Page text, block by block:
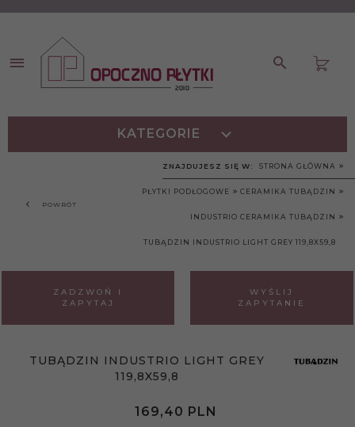
KATEGORIE
POWRÓT
ZNAJDUJESZ SIĘ W: STRONA GŁÓWNA
PŁYTKI PODŁOGOWE CERAMIKA TUBĄDZIN
INDUSTRIO CERAMIKA TUBĄDZIN
TUBĄDZIN INDUSTRIO LIGHT GREY 119,8X59,8
ZADZWOŃ I
ZAPYTAJ
WYŚLIJ
ZAPYTANIE
TUBĄDZIN INDUSTRIO LIGHT GREY
119,8X59,8
169,40 PLN